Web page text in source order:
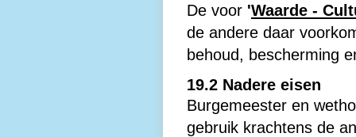
De voor 'Waarde -
de andere daar
behoud, bescherming
19.2 Nadere eisen
Burgemeester en
gebruik krachtens de